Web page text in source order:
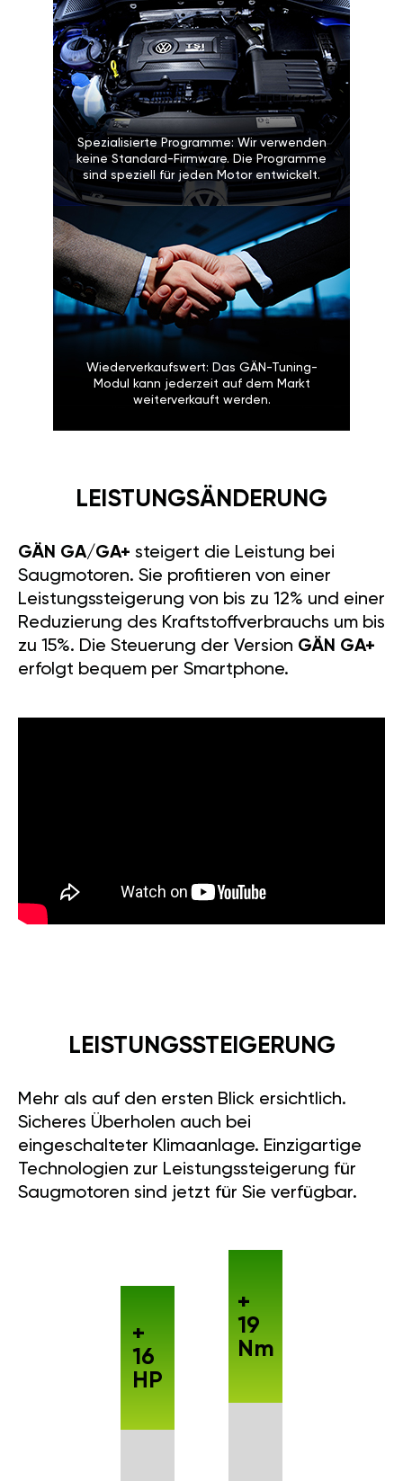
Spezialisierte Programme: Wir verwenden
keine Standard-Firmware. Die Programme
sind speziell für jeden Motor entwickelt.
Wiederverkaufswert: Das GÄN-Tuning-
Modul kann jederzeit auf dem Markt
weiterverkauft werden.
LEISTUNGSÄNDERUNG
GÄN GA/GA+ steigert die Leistung bei
Saugmotoren. Sie profitieren von einer
Leistungssteigerung von bis zu 12% und einer
Reduzierung des Kraftstoffverbrauchs um bis
zu 15%. Die Steuerung der Version GÄN GA+
erfolgt bequem per Smartphone.
LEISTUNGSSTEIGERUNG
Mehr als auf den ersten Blick ersichtlich.
Sicheres Überholen auch bei
eingeschalteter Klimaanlage. Einzigartige
Technologien zur Leistungssteigerung für
Saugmotoren sind jetzt für Sie verfügbar.
+
16
HP
+
19
Nm